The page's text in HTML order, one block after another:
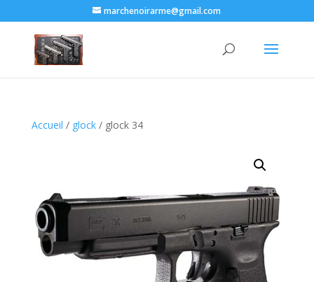
marchenoirarme@gmail.com
Accueil / glock/ glock 34